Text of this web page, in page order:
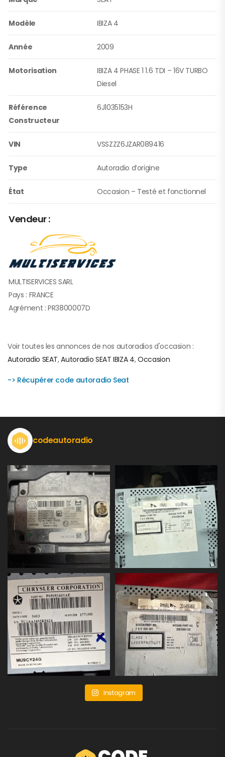
Modèle IBIZA 4
Année 2009
Motorisation
IBIZA 4 PHASE 1 1.6 TDI – 16V TURBO
Diesel
Référence
Constructeur
6J1035153H
VIN VSSZZZ6JZAR089416
Type Autoradio d’origine
État Occasion – Testé et fonctionnel
Vendeur :
MULTISERVICES SARL
Pays : FRANCE
Agrément : PR3800007D
Voir toutes les annonces de nos autoradios d'occasion :
Autoradio SEAT,Autoradio SEAT IBIZA 4,Occasion
-> Récupérer code autoradio Seat
codeautoradio
Instagram